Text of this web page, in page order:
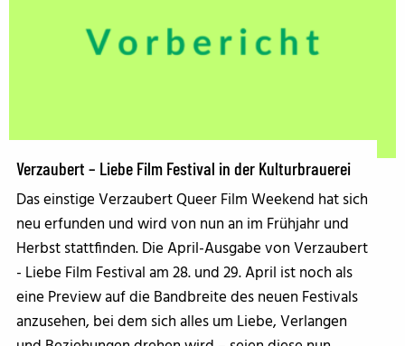
Verzaubert – Liebe Film Festival in der Kulturbrauerei
Das einstige Verzaubert Queer Film Weekend hat sich
neu erfunden und wird von nun an im Frühjahr und
Herbst stattfinden. Die April-Ausgabe von Verzaubert
- Liebe Film Festival am 28. und 29. April ist noch als
eine Preview auf die Bandbreite des neuen Festivals
anzusehen, bei dem sich alles um Liebe, Verlangen